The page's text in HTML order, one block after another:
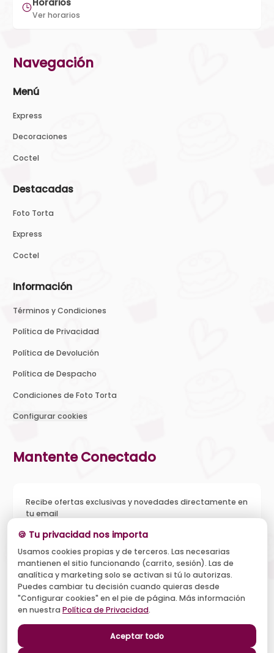
Ver horarios
Navegación
Menú
Express
Decoraciones
Coctel
Destacadas
Foto Torta
Express
Coctel
Información
Términos y Condiciones
Política de Privacidad
Política de Devolución
Política de Despacho
Condiciones de Foto Torta
Configurar cookies
Mantente Conectado
Recibe ofertas exclusivas y novedades directamente en
tu email
Acepto recibir novedades y ofertas, y el tratamiento de mi
email según la Política de Privacidad . Puedo darme de baja
cuando quiera.
Suscribirse
🍪 Tu privacidad nos importa
Usamos cookies propias y de terceros. Las necesarias
mantienen el sitio funcionando (carrito, sesión). Las de
analítica y marketing solo se activan si tú lo autorizas.
Puedes cambiar tu decisión cuando quieras desde
"Configurar cookies" en el pie de página. Más información
en nuestra Política de Privacidad.
Aceptar todo